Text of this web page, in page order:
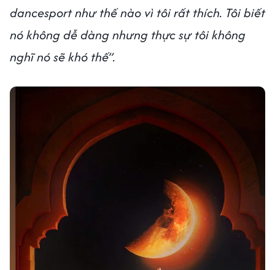
dancesport như thế nào vì tôi rất thích. Tôi biết
nó không dễ dàng nhưng thực sự tôi không
nghĩ nó sẽ khó thế”.